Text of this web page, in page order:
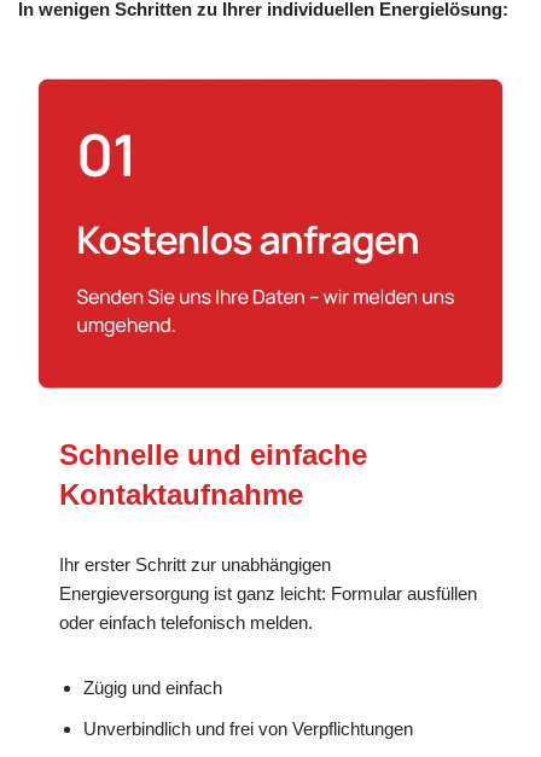
In wenigen Schritten zu Ihrer individuellen Energielösung:
Schnelle und einfache
Kontaktaufnahme
Ihr erster Schritt zur unabhängigen
Energieversorgung ist ganz leicht: Formular ausfüllen
oder einfach telefonisch melden.
Zügig und einfach
Unverbindlich und frei von Verpflichtungen